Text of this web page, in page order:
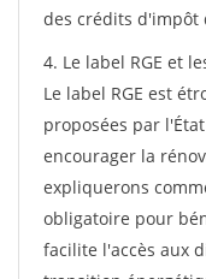
des crédits d'impôt
4. Le label RGE et
Le label RGE est
proposées par
encourager la
expliquerons
obligatoire pour
facilite l'accès aux